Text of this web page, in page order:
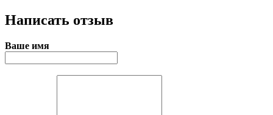
Написать отзыв
Ваше имя